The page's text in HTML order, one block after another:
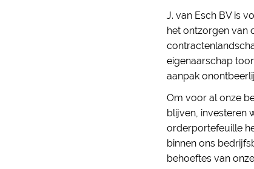
J. van Esch BV is
het ontzorgen van
eigenaarschap
aanpak
Om voor al onze
blijven, investeren
orderportefeuille
binnen ons
behoeftes van